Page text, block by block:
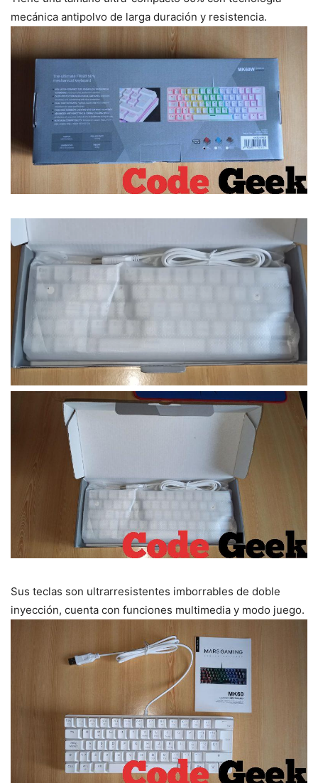
mecánica antipolvo de larga duración y resistencia.
Sus teclas son ultrarresistentes imborrables de doble
inyección, cuenta con funciones multimedia y modo juego.